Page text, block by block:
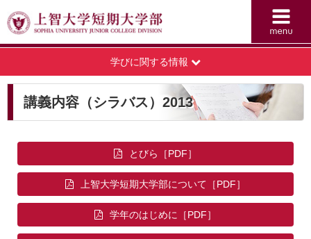
学びに関する情報
講義内容（シラバス）2013
とびら
上智大学短期大学部について
学年のはじめに